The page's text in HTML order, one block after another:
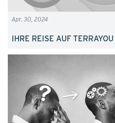
Apr. 30, 2024
IHRE REISE AUF TERRAYOU